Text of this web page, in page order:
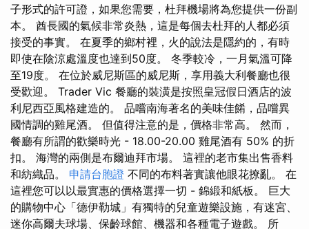
子形式的許可證，如果您需要，杜拜機場將為您提供一份副
本。 酋長國的氣候非常炎熱，這是每個去杜拜的人都必須
接受的事實。 在夏季的鄉村裡，火的說法是隱約的，有時
即使在陰涼處溫度也達到50度。 冬季較冷，一月氣溫可降
至19度。 在位於威尼斯區的威尼斯，享用義大利餐廳也很
受歡迎。 Trader Vic 餐廳的裝潢是按照皇冠假日酒店的波
利尼西亞風格建造的。 品嚐南海著名的美味佳餚，品嚐異
國情調的雞尾酒。 但值得注意的是，價格非常高。 然而，
餐廳有所謂的歡樂時光 - 18.00-20.00 雞尾酒有 50% 的折
扣。 海灣的兩側是布爾迪拜市場。 這裡的老市集出售香料
和紡織品。 申請台胞證 不同的布料著實讓他眼花撩亂。 在
這裡您可以以最實惠的價格選擇一切 - 錦緞和紙板。 巨大
的購物中心「德伊勒城」有獨特的兒童遊樂設施，有迷宮、
迷你高爾夫球場、保齡球館、機器和各種電子遊戲。 所